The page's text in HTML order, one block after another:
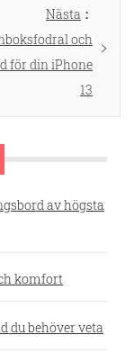
Nästa
och
för din iPhone
13
av högsta
komfort
du behöver veta